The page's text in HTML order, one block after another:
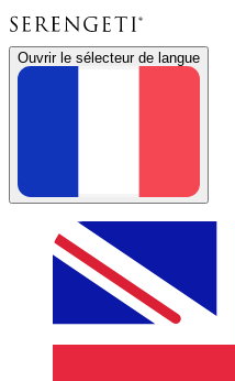
Ouvrir le sélecteur de langue